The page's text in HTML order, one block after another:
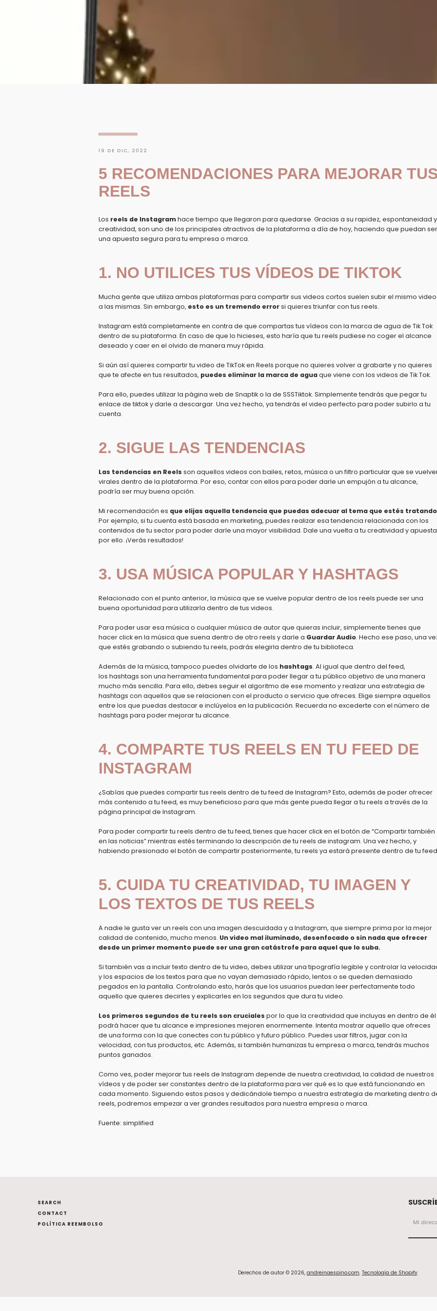
19 DE DIC, 2022
5 RECOMENDACIONES PARA MEJORAR
REELS
Los reels de Instagramhace tiempo que llegaron para quedarse. Gracias a su rapidez, espontaneidad y
creatividad, son uno de los principales atractivos de la plataforma a día de hoy, haciendo que puedan ser
una apuesta segura para tu empresa o marca.
1. NO UTILICES TUS VÍDEOS DE TIKTOK
Mucha gente que utiliza ambas plataformas para compartir sus videos cortos suelen subir el mismo video
a las mismas. Sin embargo, esto es un tremendo errorsi quieres triunfar con tus reels.
Instagram está completamente en contra de que compartas tus vídeos con la marca de agua de Tik Tok
dentro de su plataforma. En caso de que lo hicieses, esto haría que tu reels pudiese no coger el alcance
deseado y caer en el olvido de manera muy rápida.
Si aún así quieres compartir tu video de TikTok en Reels porque no quieres volver a grabarte y no quieres
que te afecte en tus resultados, puedes eliminar la marca de aguaque viene con los videos de Tik Tok.
Para ello, puedes utilizar la página web de Snaptiko la de SSSTiktok. Simplemente tendrás que pegar tu
enlace de tiktok y darle a descargar. Una vez hecho, ya tendrás el video perfecto para poder subirlo a tu
cuenta.
2. SIGUE LAS TENDENCIAS
Las tendencias en Reels son aquellos videos con bailes, retos, música o un filtro particular que se
virales dentro de la plataforma. Por eso, contar con ellos para poder darle un empujón a tu alcance,
podría ser muy buena opción.
Mi recomendación es que elijas aquella tendencia que puedas adecuar al tema que estés tratando
Por ejemplo, si tu cuenta está basada en marketing, puedes realizar esa tendencia relacionada con los
contenidos de tu sector para poder darle una mayor visibilidad. Dale una vuelta a tu creatividad y apuesta
por ello. ¡Verás resultados!
3. USA MÚSICA POPULAR Y HASHTAGS
Relacionado con el punto anterior, la música que se vuelve popular dentro de los reels puede ser una
buena oportunidad para utilizarla dentro de tus videos.
Para poder usar esa música o cualquier música de autor que quieras incluir, simplemente tienes que
hacer click en la música que suena dentro de otro reels y darle a Guardar Audio. Hecho ese paso, una
que estés grabando o subiendo tu reels, podrás elegirla dentro de tu biblioteca.
Además de la música, tampoco puedes olvidarte de los hashtags. Al igual que dentro del feed,
los hashtags son una herramienta fundamental para poder llegar a tu público objetivo de una manera
mucho más sencilla. Para ello, debes seguir el algoritmo de ese momento y realizar una estrategia de
hashtags con aquellos que se relacionen con el producto o servicio que ofreces. Elige siempre aquellos
entre los que puedas destacar e inclúyelos en la publicación. Recuerda no excederte con el número de
hashtags para poder mejorar tu alcance.
4. COMPARTE TUS REELS EN TU FEED DE
INSTAGRAM
¿Sabías que puedes compartir tus reels dentro de tu feed de Instagram? Esto, además de poder ofrecer
más contenido a tu feed, es muy beneficioso para que más gente pueda llegar a tu reels a través de la
página principal de Instagram.
Para poder compartir tu reels dentro de tu feed, tienes que hacer click en el botón de “Compartir también
en las noticias” mientras estés terminando la descripción de tu reels de instagram. Una vez hecho, y
habiendo presionado el botón de compartir posteriormente, tu reels ya estará presente dentro de tu
5. CUIDA TU CREATIVIDAD, TU IMAGEN Y
LOS TEXTOS DE TUS REELS
A nadie le gusta ver un reels con una imagen descuidada y a Instagram, que siempre prima por la mejor
calidad de contenido, mucho menos. Un video mal iluminado, desenfocado o sin nada que ofrecer
desde un primer momento puede ser una gran catástrofe para aquel que lo suba.
Si también vas a incluir texto dentro de tu video, debes utilizar una tipografía legible y controlar la
y los espacios de los textos para que no vayan demasiado rápido, lentos o se queden demasiado
pegados en la pantalla. Controlando esto, harás que los usuarios puedan leer perfectamente todo
aquello que quieres decirles y explicarles en los segundos que dura tu video.
Los primeros segundos de tu reels son cruciales por lo que la creatividad que incluyas en dentro de él
podrá hacer que tu alcance e impresiones mejoren enormemente. Intenta mostrar aquello que ofreces
de una forma con la que conectes con tu público y futuro público. Puedes usar filtros, jugar con la
velocidad, con tus productos, etc. Además, si también humanizas tu empresa o marca, tendrás muchos
puntos ganados.
Como ves, poder mejorar tus reels de Instagram depende de nuestra creatividad, la calidad de nuestros
vídeos y de poder ser constantes dentro de la plataforma para ver qué es lo que está funcionando en
cada momento. Siguiendo estos pasos y dedicándole tiempo a nuestra estrategia de marketing dentro
reels, podremos empezar a ver grandes resultados para nuestra empresa o marca.
Fuente: simplified
SEARCH
CONTACT
POLÍTICA REEMBOLSO
Derechos de autor © 2026, andreinaespino.com. Tecnología de Shopify